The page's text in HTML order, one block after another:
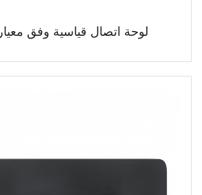
لوحة اتصال قياسية وفق معيار AREMA